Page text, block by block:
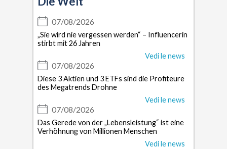
07/08/2026
„Sie wird nie vergessen werden“ – Influencerin
stirbt mit 26 Jahren
Vedi le news
07/08/2026
Diese 3 Aktien und 3 ETFs sind die Profiteure
des Megatrends Drohne
Vedi le news
07/08/2026
Das Gerede von der „Lebensleistung“ ist eine
Verhöhnung von Millionen Menschen
Vedi le news